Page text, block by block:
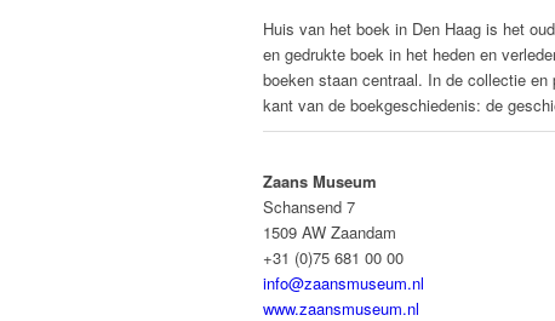
Huis van het boek in Den Haag is het
en gedrukte boek in het heden en
boeken staan centraal. In de collectie
kant van de boekgeschiedenis: de
Zaans Museum
Schansend 7
1509 AW Zaandam
+31 (0)75 681 00 00
info@zaansmuseum.nl
www.zaansmuseum.nl